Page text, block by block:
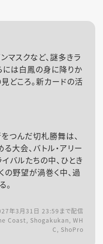
マスクなど、謎多きラ
には白鳳の身に降りか
どころ。新カードの活
つんだ切札勝舞は、
大会、バトル・アリー
バルたちの中、ひとき
野望が渦巻く中、過
。
年3月31日 23:59 まで配信
Coast, Shogakukan, WH
C, ShoPro